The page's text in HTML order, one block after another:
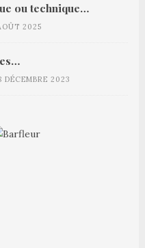
ou technique…
2025
DÉCEMBRE 2023